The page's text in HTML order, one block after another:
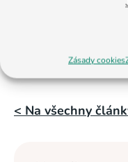
Zásady cookies
< Na všechny